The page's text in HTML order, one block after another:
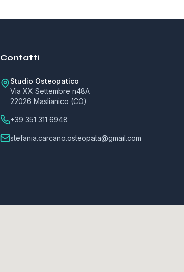
Contatti
Studio Osteopatico
Via XX Settembre n48A
22026 Maslianico (CO)
+39 351 311 6948
stefania.carcano.osteopata@gmail.com